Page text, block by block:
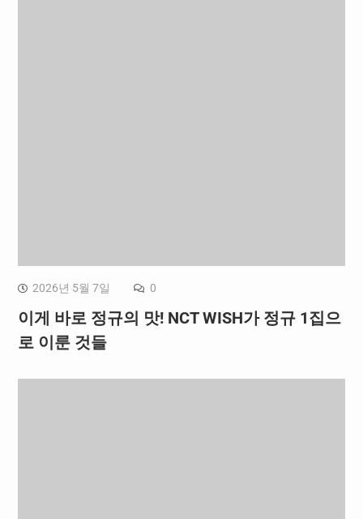
2026년 5월 7일 0
이게 바로 정규의 맛! NCT WISH가 정규 1집으
로 이룬 것들